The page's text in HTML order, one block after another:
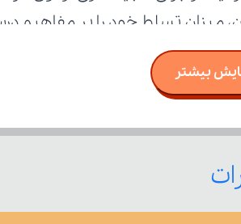
میزان تسلط خود را بر مفاهیم
بیشتر